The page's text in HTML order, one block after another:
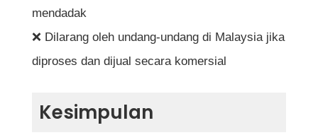
mendadak
❌ Dilarang oleh undang-undang di Malaysia jika
diproses dan dijual secara komersial
Kesimpulan